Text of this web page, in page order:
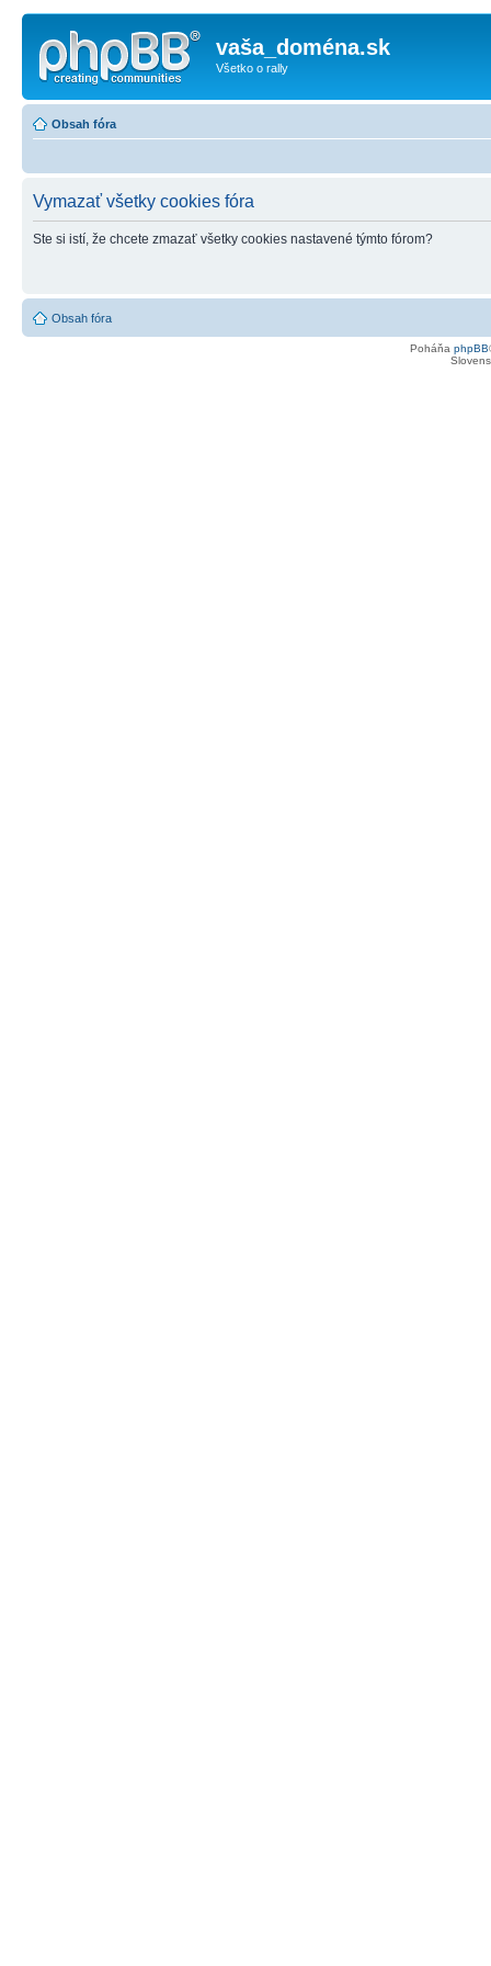
vaša_doména.sk
Všetko o rally
Obsah fóra
Vymazať všetky cookies fóra
Ste si istí, že chcete zmazať všetky cookies nastavené týmto fórom?
Obsah fóra
Poháňa phpBB